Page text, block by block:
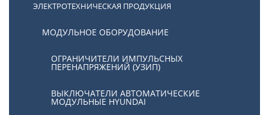
ЭЛЕКТРОТЕХНИЧЕСКАЯ ПРОДУКЦИЯ
МОДУЛЬНОЕ ОБОРУДОВАНИЕ
ОГРАНИЧИТЕЛИ ИМПУЛЬСНЫХ
ПЕРЕНАПРЯЖЕНИЙ (УЗИП)
ВЫКЛЮЧАТЕЛИ АВТОМАТИЧЕСКИЕ
МОДУЛЬНЫЕ HYUNDAI